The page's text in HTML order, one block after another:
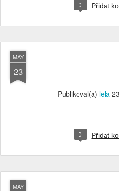
0 Přidat
MAY
23
Publikoval(a) lela
0 Přidat
MAY